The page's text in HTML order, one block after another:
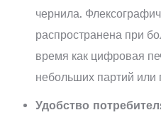
чернила.
распространена при
время как цифровая
небольших партий или
Удобство